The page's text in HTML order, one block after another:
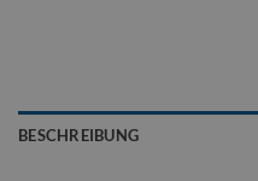
BESCHREIBUNG